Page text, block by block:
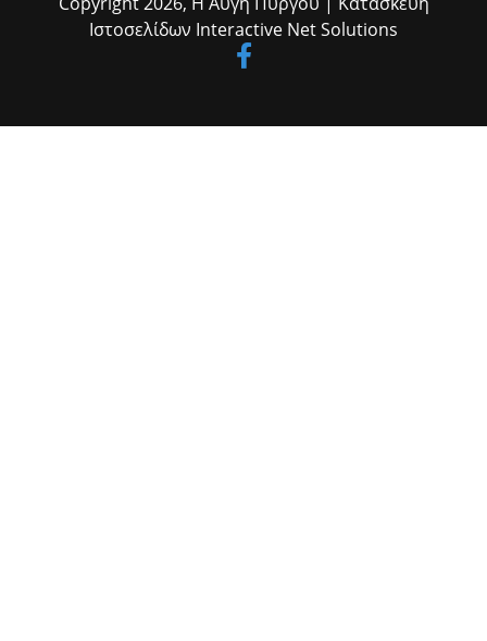
Ιστοσελίδων Interactive Net Solutions